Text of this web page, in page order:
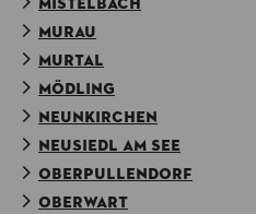
MURAU
MURTAL
MÖDLING
NEUNKIRCHEN
NEUSIEDL AM SEE
OBERPULLENDORF
OBERWART